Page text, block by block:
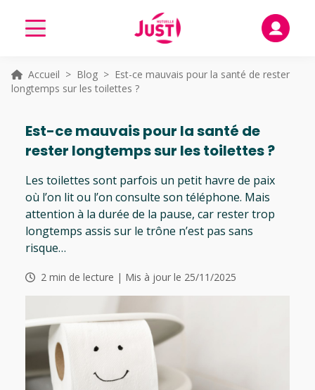
Accueil > Blog> Est-ce mauvais pour la santé de rester
longtemps sur les toilettes ?
Est-ce mauvais pour la santé de
rester longtemps sur les toilettes ?
Les toilettes sont parfois un petit havre de paix
où l’on lit ou l’on consulte son téléphone. Mais
attention à la durée de la pause, car rester trop
longtemps assis sur le trône n’est pas sans
risque…
2 min de lecture | Mis à jour le 25/11/2025